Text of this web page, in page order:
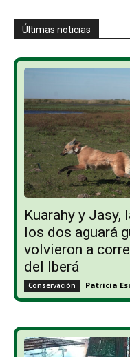
Últimas noticias
Kuarahy y
los dos aguará
volvieron a
del Iberá
Conservación Patricia